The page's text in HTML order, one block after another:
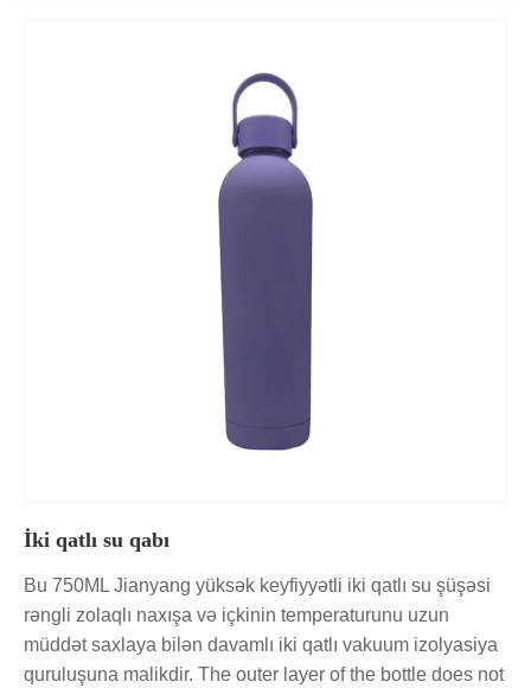
İki qatlı su qabı
Bu 750ML Jianyang yüksək keyfiyyətli iki qatlı su şüşəsi
rəngli zolaqlı naxışa və içkinin temperaturunu uzun
müddət saxlaya bilən davamlı iki qatlı vakuum izolyasiya
quruluşuna malikdir. The outer layer of the bottle does not